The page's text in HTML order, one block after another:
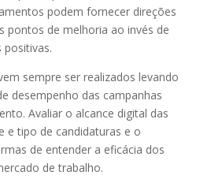
podem fornecer direções
pontos de melhoria ao invés de
positivas.
sempre ser realizados levando
desempenho das campanhas
Avaliar o alcance digital das
e tipo de candidaturas e o
de entender a eficácia dos
de trabalho.